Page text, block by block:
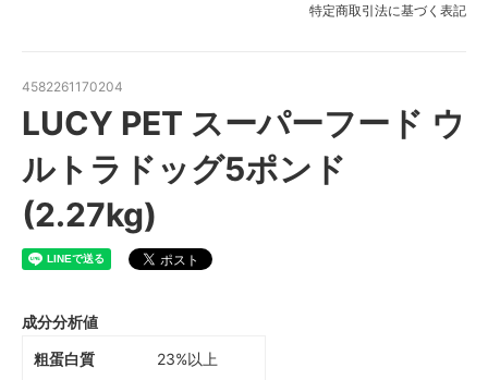
特定商取引法に基づく表記
4582261170204
LUCY PET スーパーフード ウ
ルトラドッグ5ポンド
(2.27kg)
成分分析値
粗蛋白質
23%以上